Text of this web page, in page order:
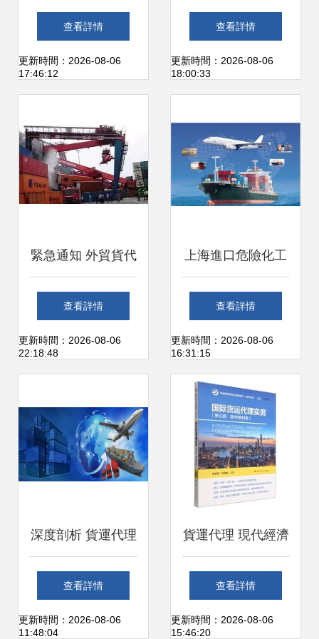
收購百年海運貨代
專家Hillebrand，
波瀾
查看詳情
更新時間：2026-08-06
17:46:12
的六步工作法（上
篇） 構建清晰高效
程
查看詳情
更新時間：2026-08-06
18:00:33
緊急通知 外貿貨代
請注意，這兩個國
家的關鍵港口碼頭
查看詳情
更新時間：2026-08-06
22:18:48
上海進口危險化工
品一站式報關代理
服務 專業保障三類
危險品國際運輸與
上門提貨
查看詳情
更新時間：2026-08-06
16:31:15
深度剖析 貨運代理
——國際貿易的隱
形樞紐與責任迷宮
查看詳情
更新時間：2026-08-06
11:48:04
貨運代理 現代經濟
管理中的關鍵紐帶
與戰略支點
查看詳情
更新時間：2026-08-06
15:46:20